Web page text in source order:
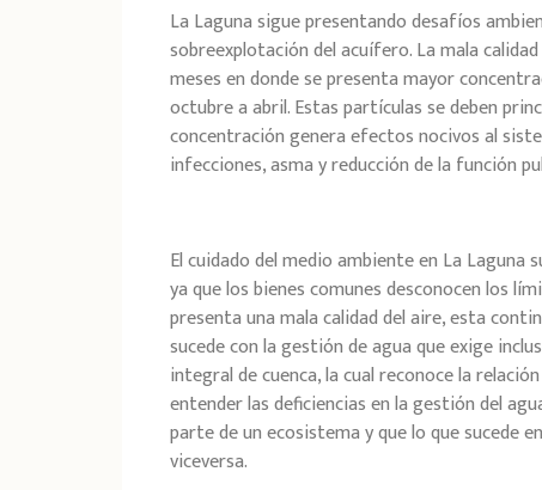
La Laguna sigue presentando desafíos
sobreexplotación del acuífero. La mala
meses en donde se presenta mayor
octubre a abril. Estas partículas se deben
concentración genera efectos nocivos al
infecciones, asma y reducción de la función
El cuidado del medio ambiente en La
ya que los bienes comunes desconocen los
presenta una mala calidad del aire, esta
sucede con la gestión de agua que exige
integral de cuenca, la cual reconoce la
entender las deficiencias en la gestión del
parte de un ecosistema y que lo que sucede
viceversa.